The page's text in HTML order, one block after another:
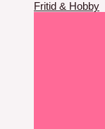
Fritid & Hobby